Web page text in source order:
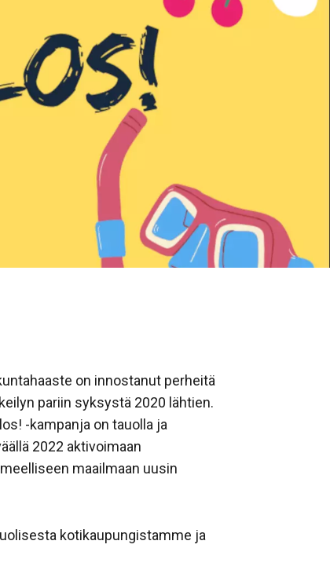
on innostanut perheitä
pariin syksystä 2020 lähtien.
-kampanja on tauolla ja
2022 aktivoimaan
maailmaan uusin
kotikaupungistamme ja